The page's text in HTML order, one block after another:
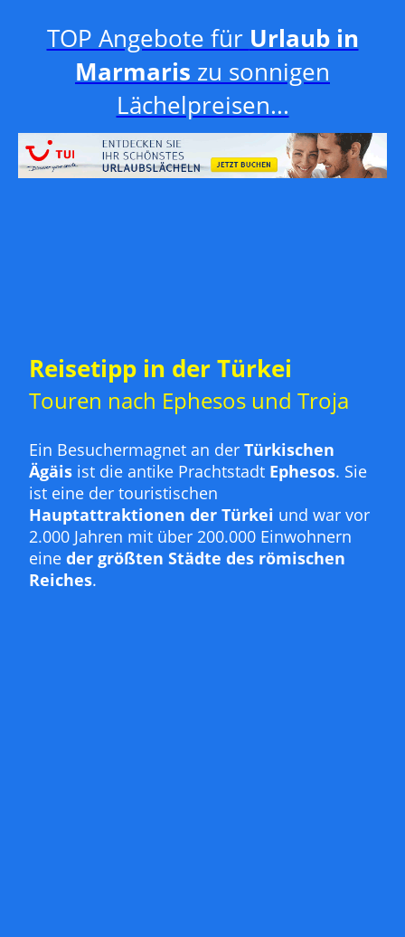
TOP Angebote für Urlaub in
Marmaris zu sonnigen
Lächelpreisen...
Reisetipp in der Türkei
Touren nach Ephesos und Troja
Ein Besuchermagnet an der Türkischen
Ägäis ist die antike Prachtstadt Ephesos. Sie
ist eine der touristischen
Hauptattraktionen der Türkei und war vor
2.000 Jahren mit über 200.000 Einwohnern
eine der größten Städte des römischen
Reiches.